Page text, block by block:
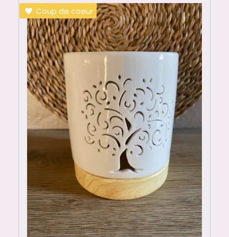
Coup de coeur